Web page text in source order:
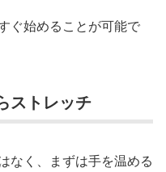
ぐ始めることが可能で
ストレッチ
なく、まずは手を温める